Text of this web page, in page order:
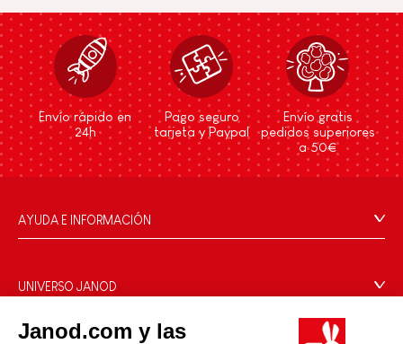
Janod.com y las
Envío rápido en
24h
Pago seguro
tarjeta y Paypal
Envío gratis
pedidos superiores
a 50€
AYUDA E INFORMACIÓN
Preguntas más frecuentes
Tiendas
UNIVERSO JANOD